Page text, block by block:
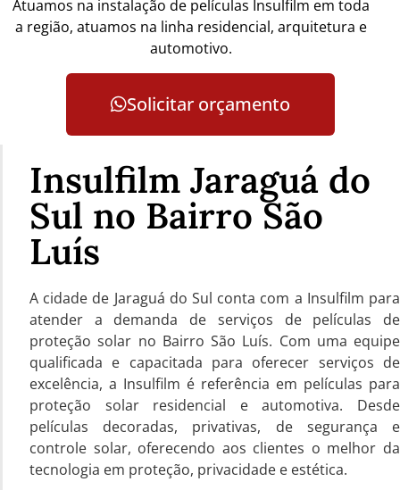
Atuamos na instalação de películas Insulfilm em toda
a região, atuamos na linha residencial, arquitetura e
automotivo.
Solicitar orçamento
Insulfilm Jaraguá do
Sul no Bairro São
Luís
A cidade de Jaraguá do Sul conta com a Insulfilm para
atender a demanda de serviços de películas de
proteção solar no Bairro São Luís. Com uma equipe
qualificada e capacitada para oferecer serviços de
excelência, a Insulfilm é referência em películas para
proteção solar residencial e automotiva. Desde
películas decoradas, privativas, de segurança e
controle solar, oferecendo aos clientes o melhor da
tecnologia em proteção, privacidade e estética.